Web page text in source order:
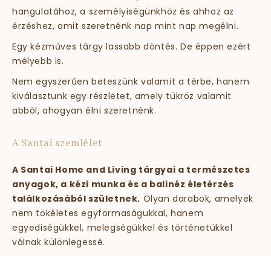
hangulatához, a személyiségünkhöz és ahhoz az
érzéshez, amit szeretnénk nap mint nap megélni.
Egy kézműves tárgy lassabb döntés. De éppen ezért
mélyebb is.
Nem egyszerűen beteszünk valamit a térbe, hanem
kiválasztunk egy részletet, amely tükröz valamit
abból, ahogyan élni szeretnénk.
A Santai szemlélet
A Santai Home and Living tárgyai a természetes
anyagok, a kézi munka és a balinéz életérzés
találkozásából születnek. Olyan darabok, amelyek
nem tökéletes egyformaságukkal, hanem
egyediségükkel, melegségükkel és történetükkel
válnak különlegessé.